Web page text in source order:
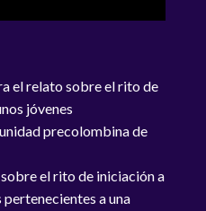
el relato sobre el rito de
jóvenes
precolombina de
el rito de iniciación a
pertenecientes a una